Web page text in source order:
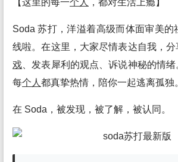
【这里的每一个人 ，都对生活上瘾】
Soda 苏打，洋溢着高级而体面审美的
线啦。在这里，大家尽情表达自我，分
戏 、发表犀利的观点、诉说神秘的情绪
每个人 都真挚热情，陪你一起逃离孤独
在 Soda，被发现，被了解，被认同。